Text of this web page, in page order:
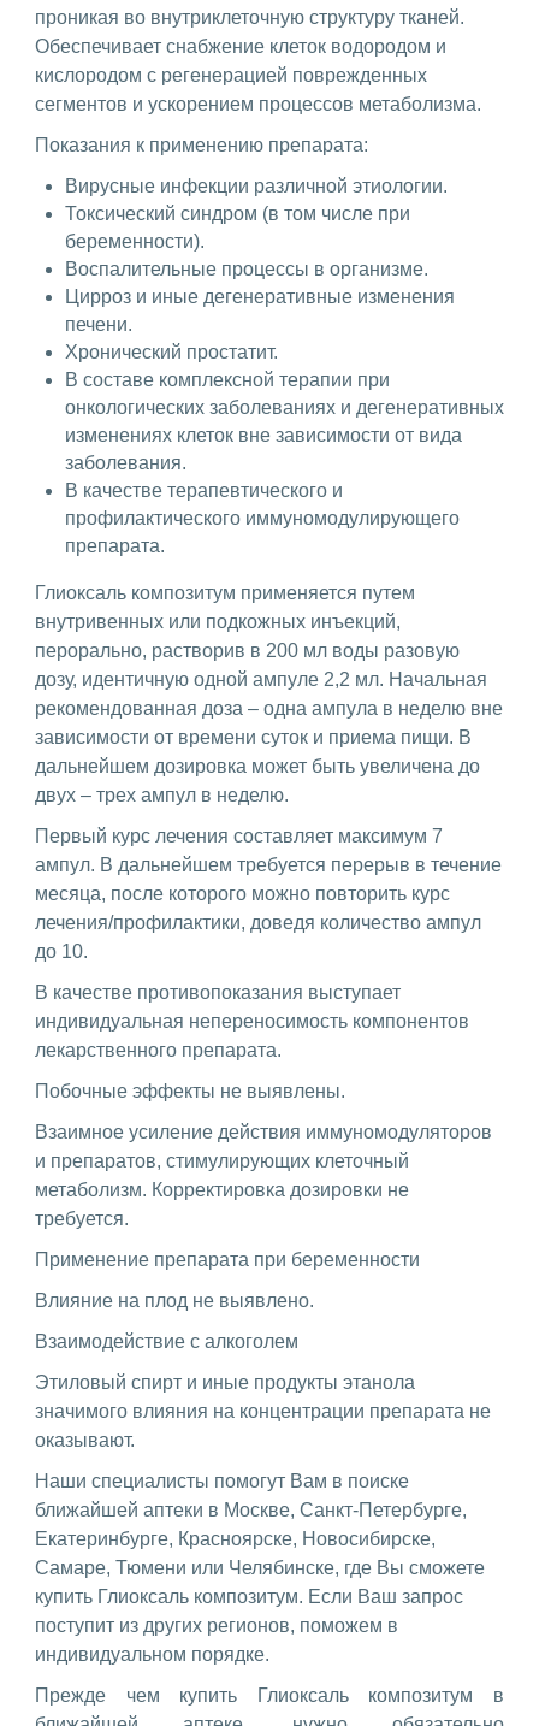
проникая во внутриклеточную структуру тканей.
Обеспечивает снабжение клеток водородом и
кислородом с регенерацией поврежденных
сегментов и ускорением процессов метаболизма.
Показания к применению препарата:
Вирусные инфекции различной этиологии.
Токсический синдром (в том числе при
беременности).
Воспалительные процессы в организме.
Цирроз и иные дегенеративные изменения
печени.
Хронический простатит.
В составе комплексной терапии при
онкологических заболеваниях и дегенеративных
изменениях клеток вне зависимости от вида
заболевания.
В качестве терапевтического и
профилактического иммуномодулирующего
препарата.
Глиоксаль композитум применяется путем
внутривенных или подкожных инъекций,
перорально, растворив в 200 мл воды разовую
дозу, идентичную одной ампуле 2,2 мл. Начальная
рекомендованная доза – одна ампула в неделю вне
зависимости от времени суток и приема пищи. В
дальнейшем дозировка может быть увеличена до
двух – трех ампул в неделю.
Первый курс лечения составляет максимум 7
ампул. В дальнейшем требуется перерыв в течение
месяца, после которого можно повторить курс
лечения/профилактики, доведя количество ампул
до 10.
В качестве противопоказания выступает
индивидуальная непереносимость компонентов
лекарственного препарата.
Побочные эффекты не выявлены.
Взаимное усиление действия иммуномодуляторов
и препаратов, стимулирующих клеточный
метаболизм. Корректировка дозировки не
требуется.
Применение препарата при беременности
Влияние на плод не выявлено.
Взаимодействие с алкоголем
Этиловый спирт и иные продукты этанола
значимого влияния на концентрации препарата не
оказывают.
Наши специалисты помогут Вам в поиске
ближайшей аптеки в Москве, Санкт-Петербурге,
Екатеринбурге, Красноярске, Новосибирске,
Самаре, Тюмени или Челябинске, где Вы сможете
купить Глиоксаль композитум. Если Ваш запрос
поступит из других регионов, поможем в
индивидуальном порядке.
Прежде чем купить Глиоксаль композитум в